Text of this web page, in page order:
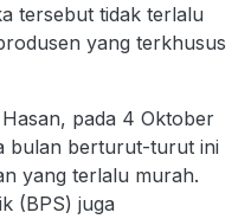
tersebut tidak terlalu
yang terkhusus
pada 4 Oktober
bulan berturut-turut ini
yang terlalu murah.
(BPS) juga